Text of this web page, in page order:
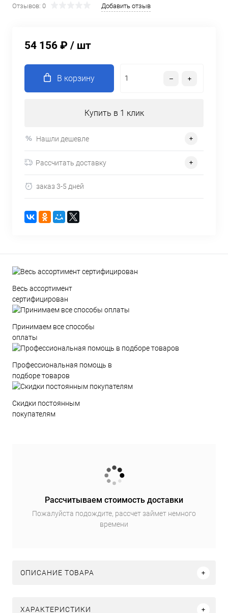
Отзывов: 0 Добавить отзыв
54 156 ₽ / шт
В корзину
Купить в 1 клик
Нашли дешевле
Рассчитать доставку
заказ 3-5 дней
Весь ассортимент
сертифицирован
Принимаем все способы
оплаты
Профессиональная помощь в
подборе товаров
Скидки постоянным
покупателям
Рассчитываем стоимость доставки
Пожалуйста подождите, рассчет займет немного
времени
ОПИСАНИЕ ТОВАРА
ХАРАКТЕРИСТИКИ